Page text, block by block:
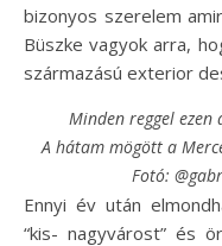
bizonyos szerelem
Büszke vagyok arra,
származású exterior
Minden reggel ezen
A hátam mögött a
Fotó:
Ennyi év után
“kis- nagyvárost” és